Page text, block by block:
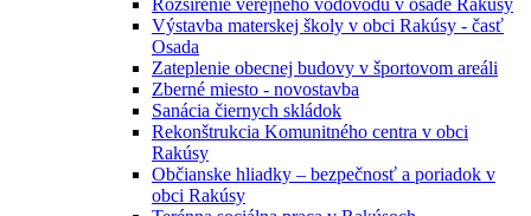
Rozšírenie verejného vodovodu v osade Rakúsy
Výstavba materskej školy v obci Rakúsy - časť
Osada
Zateplenie obecnej budovy v športovom areáli
Zberné miesto - novostavba
Sanácia čiernych skládok
Rekonštrukcia Komunitného centra v obci
Rakúsy
Občianske hliadky – bezpečnosť a poriadok v
obci Rakúsy